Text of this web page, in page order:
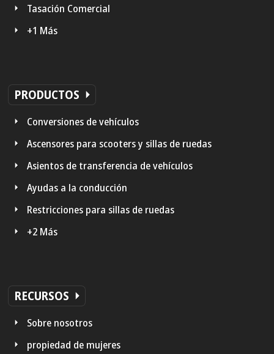
Tasación Comercial
+1 Más
PRODUCTOS
Conversiones de vehículos
Ascensores para scooters y sillas de ruedas
Asientos de transferencia de vehículos
Ayudas a la conducción
Restricciones para sillas de ruedas
+2 Más
RECURSOS
Sobre nosotros
propiedad de mujeres